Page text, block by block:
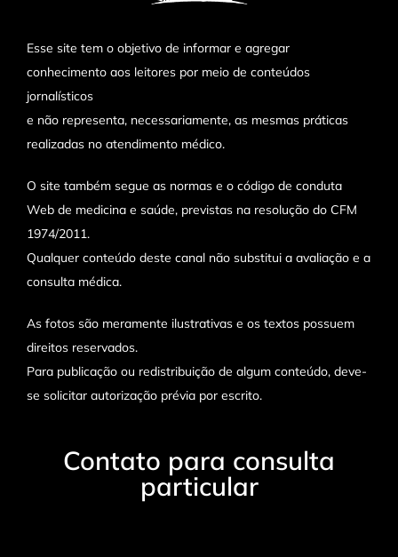
Esse site tem o objetivo de informar e agregar
conhecimento aos leitores por meio de conteúdos
jornalísticos
e não representa, necessariamente, as mesmas práticas
realizadas no atendimento médico.
O site também segue as normas e o código de conduta
Web de medicina e saúde, previstas na resolução do CFM
1974/2011.
Qualquer conteúdo deste canal não substitui a avaliação e a
consulta médica.
As fotos são meramente ilustrativas e os textos possuem
direitos reservados.
Para publicação ou redistribuição de algum conteúdo, deve-
se solicitar autorização prévia por escrito.
Contato para consulta
particular